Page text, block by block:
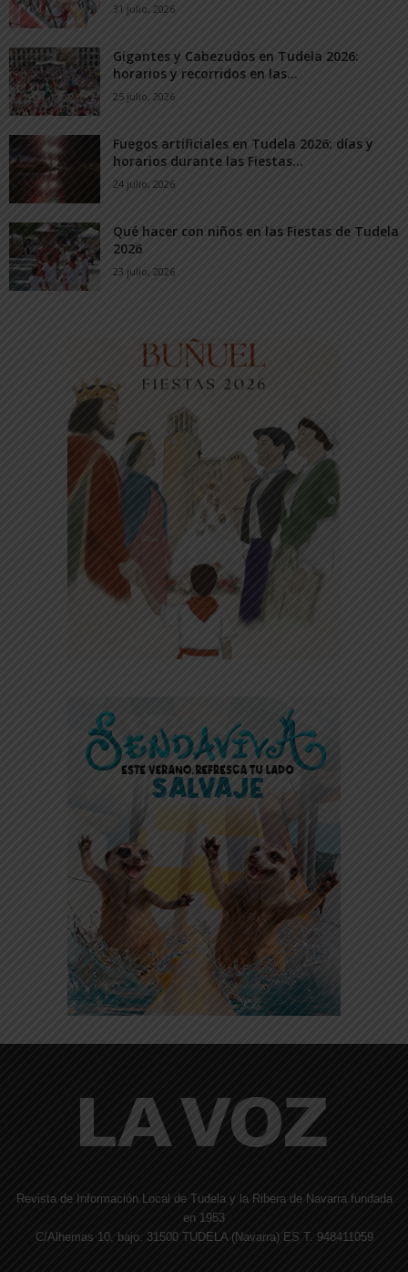
31 julio, 2026
Gigantes y Cabezudos en Tudela 2026:
horarios y recorridos en las...
25 julio, 2026
Fuegos artificiales en Tudela 2026: días y
horarios durante las Fiestas...
24 julio, 2026
Qué hacer con niños en las Fiestas de Tudela
2026
23 julio, 2026
Revista de Información Local de Tudela y la Ribera de Navarra fundada
en 1953
C/Alhemas 10, bajo. 31500 TUDELA (Navarra) ES T. 948411059